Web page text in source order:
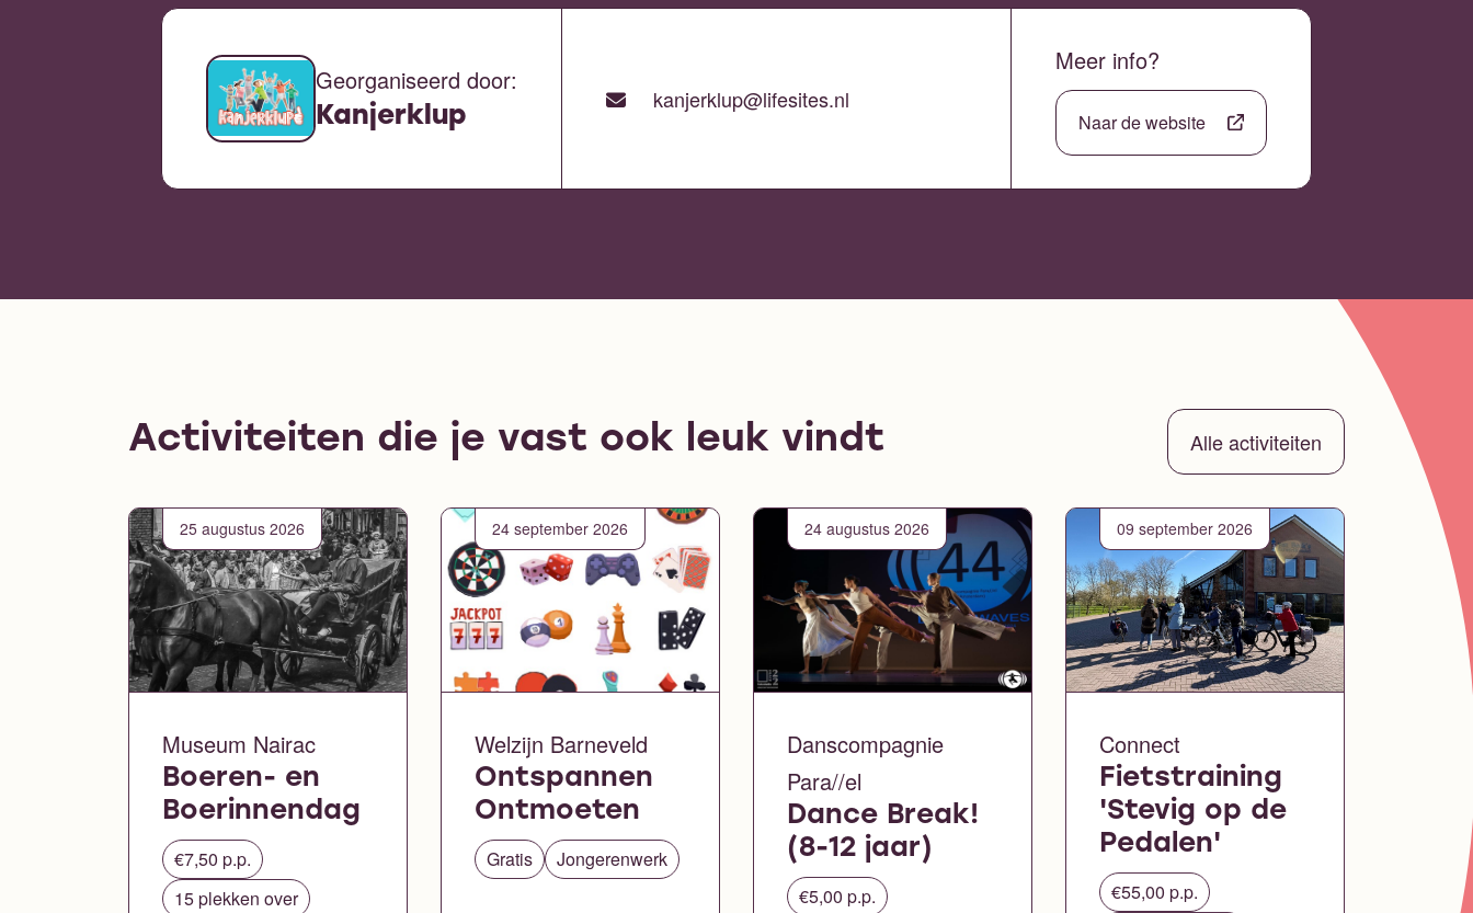
Georganiseerd door:
Kanjerklup
kanjerklup@lifesites.nl
Meer info?
Naar de website
Activiteiten die je vast ook leuk vindt Alle activiteiten
25 augustus 2026
Museum Nairac
Boeren- en
Boerinnendag
€7,50 p.p.
15 plekken over
24 september 2026
Welzijn Barneveld
Ontspannen
Ontmoeten
Gratis Jongerenwerk
24 augustus 2026
Danscompagnie
Para//el
Dance Break!
(8-12 jaar)
€5,00 p.p.
09 september 2026
Connect
Fietstraining
'Stevig op de
Pedalen'
€55,00 p.p.